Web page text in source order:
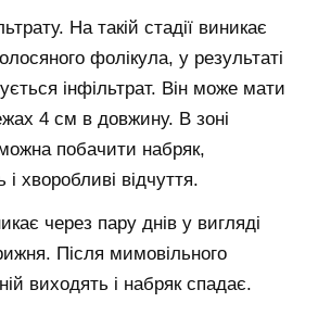
На такій стадії виникає
фолікула, у результаті
інфільтрат. Він може мати
4 см в довжину. В зоні
побачити набряк,
і хворобливі відчуття.
через пару днів у вигляді
Після мимовільного
виходять і набряк спадає.